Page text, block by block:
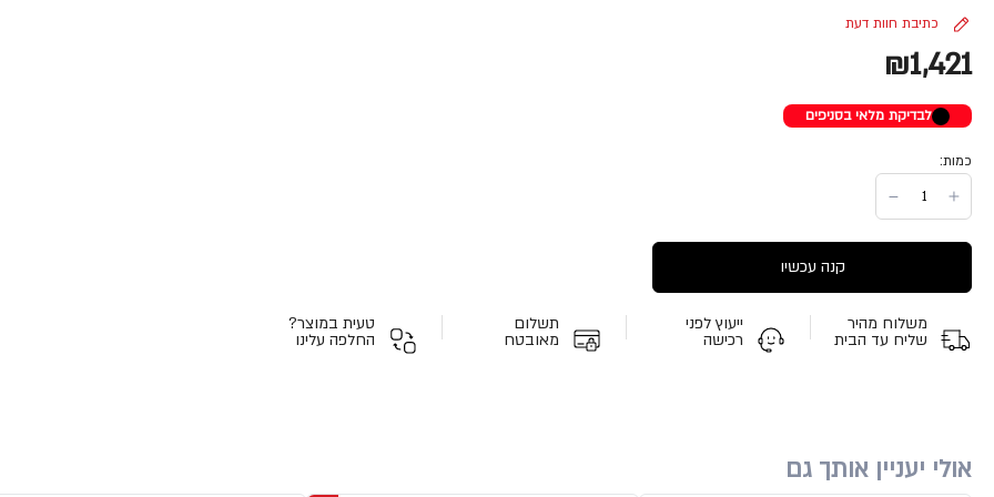
כתיבת חוות דעת
₪1,421
לבדיקת מלאי בסניפים
כמות:
קנה עכשיו
משלוח מהיר
שליח עד הבית
ייעוץ לפני
רכישה
תשלום
מאובטח
טעית במוצר?
החלפה עלינו
אולי יעניין אותך גם